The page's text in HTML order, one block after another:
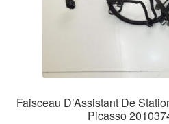
Faisceau D’Assistant De
Picasso